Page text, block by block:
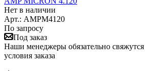
Нет в наличии
Арт.: AMPM4120
По запросу
Под заказ
Наши менеджеры обязательно
условия заказа